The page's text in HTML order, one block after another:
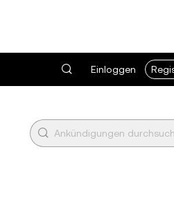
Einloggen